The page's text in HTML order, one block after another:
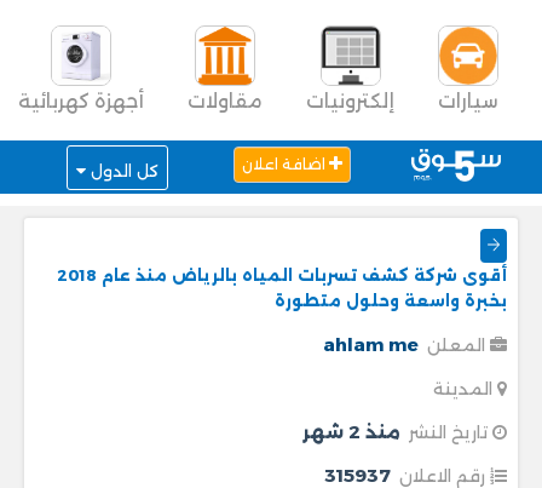
سيارات إلكترونيات مقاولات أجهزة كهربائية
اضافة اعلان كل الدول
أقوى شركة كشف تسربات المياه بالرياض منذ عام 2018
بخبرة واسعة وحلول متطورة
المعلن ahlam me
المدينة
تاريخ النشر منذ 2 شهر
رقم الاعلان 315937